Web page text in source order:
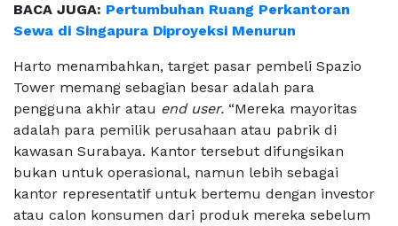
BACA JUGA: Pertumbuhan Ruang Perkantoran
Sewa di Singapura Diproyeksi Menurun
Harto menambahkan, target pasar pembeli Spazio
Tower memang sebagian besar adalah para
pengguna akhir atau end user. “Mereka mayoritas
adalah para pemilik perusahaan atau pabrik di
kawasan Surabaya. Kantor tersebut difungsikan
bukan untuk operasional, namun lebih sebagai
kantor representatif untuk bertemu dengan investor
atau calon konsumen dari produk mereka sebelum